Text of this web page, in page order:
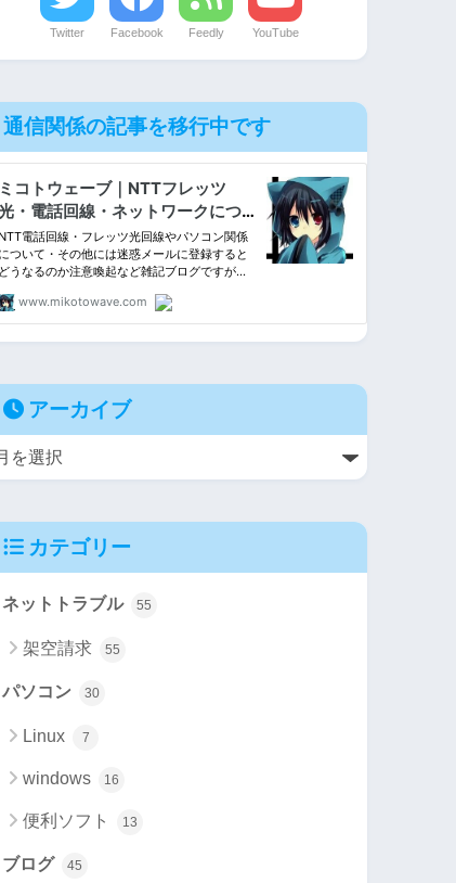
Twitter Facebook Feedly YouTube
通信関係の記事を移行中です
アーカイブ
カテゴリー
ネットトラブル 55
架空請求 55
パソコン 30
Linux 7
windows 16
便利ソフト 13
ブログ 45